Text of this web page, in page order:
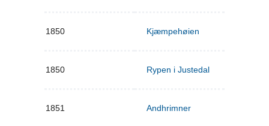
1850 Kjæmpehøien
1850 Rypen i Justedal
1851 Andhrimner